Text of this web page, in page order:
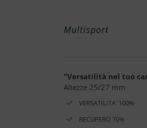
Multisport
“Versatilità nel tuo
Altezze 25/27 mm
VERSATILITA' 100%
RECUPERO 70%